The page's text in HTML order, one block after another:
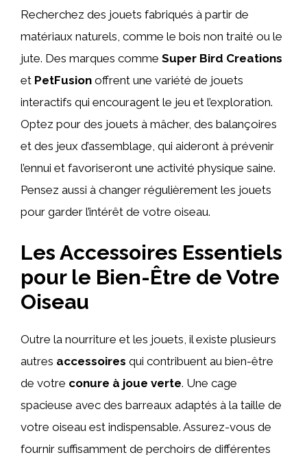
Recherchez des jouets fabriqués à partir de
matériaux naturels, comme le bois non traité ou le
jute. Des marques comme Super Bird Creations
et PetFusion offrent une variété de jouets
interactifs qui encouragent le jeu et l’exploration.
Optez pour des jouets à mâcher, des balançoires
et des jeux d’assemblage, qui aideront à prévenir
l’ennui et favoriseront une activité physique saine.
Pensez aussi à changer régulièrement les jouets
pour garder l’intérêt de votre oiseau.
Les Accessoires Essentiels
pour le Bien-Être de Votre
Oiseau
Outre la nourriture et les jouets, il existe plusieurs
autres accessoires qui contribuent au bien-être
de votre conure à joue verte. Une cage
spacieuse avec des barreaux adaptés à la taille de
votre oiseau est indispensable. Assurez-vous de
fournir suffisamment de perchoirs de différentes